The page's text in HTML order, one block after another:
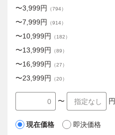
〜3,999円 （794）
〜7,999円 （914）
〜10,999円 （182）
〜13,999円 （89）
〜16,999円 （27）
〜23,999円 （20）
〜 円
現在価格 即決価格